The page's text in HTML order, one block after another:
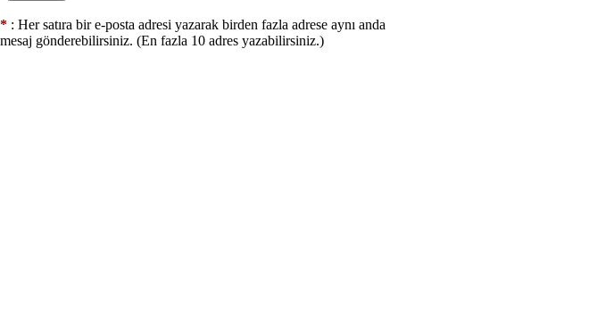
* : Her satıra bir e-posta adresi yazarak birden fazla adrese aynı anda
mesaj gönderebilirsiniz. (En fazla 10 adres yazabilirsiniz.)